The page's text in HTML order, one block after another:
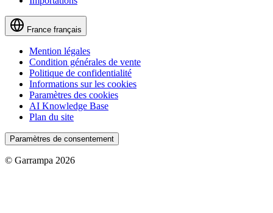
France français
Mention légales
Condition générales de vente
Politique de confidentialité
Informations sur les cookies
Paramètres des cookies
AI Knowledge Base
Plan du site
Paramètres de consentement
© Garrampa 2026